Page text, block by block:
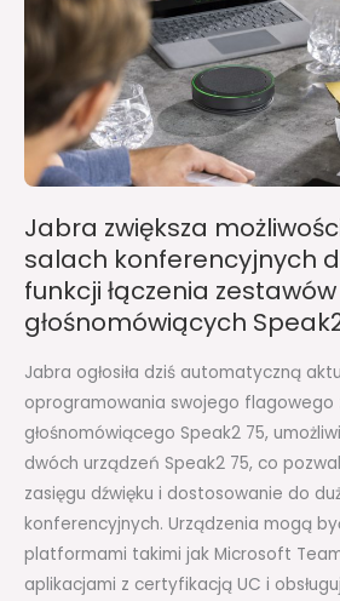
Jabra zwiększa
salach konferencyjnych
funkcji łączenia zestawów
głośnomówiących
Jabra ogłosiła dziś automatyczną
oprogramowania swojego flagowego
głośnomówiącego Speak2 75,
dwóch urządzeń Speak2 75, co
zasięgu dźwięku i dostosowanie do
konferencyjnych. Urządzenia mogą
platformami takimi jak Microsoft
aplikacjami z certyfikacją UC i
salach
konferencyjnych
dzięki
nowej
funkcji
łączenia
głośnomówiących
Speak2
75